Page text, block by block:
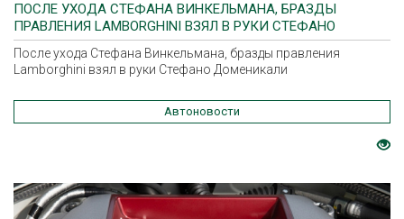
ПОСЛЕ УХОДА СТЕФАНА ВИНКЕЛЬМАНА, БРАЗДЫ
ПРАВЛЕНИЯ LAMBORGHINI ВЗЯЛ В РУКИ СТЕФАНО
ДОМЕНИКАЛИ
После ухода Стефана Винкельмана, бразды правления
Lamborghini взял в руки Стефано Доменикали
Автоновости